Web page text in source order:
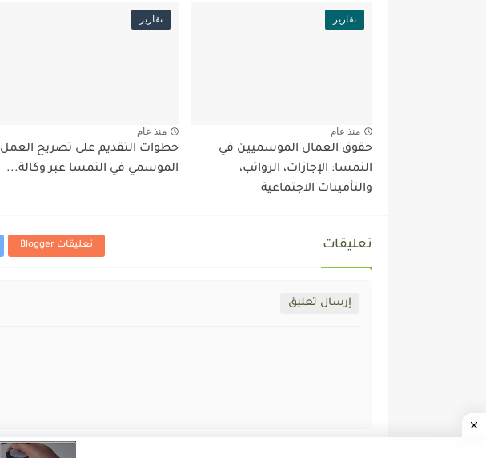
تقارير
منذ عام
حقوق العمال الموسميين في
النمسا: الإجازات، الرواتب،
والتأمينات الاجتماعية
تقارير
منذ عام
خطوات التقديم على تصريح العمل
الموسمي في النمسا عبر وكالة...
تعليقات تعليقات Blogger
إرسال تعليق